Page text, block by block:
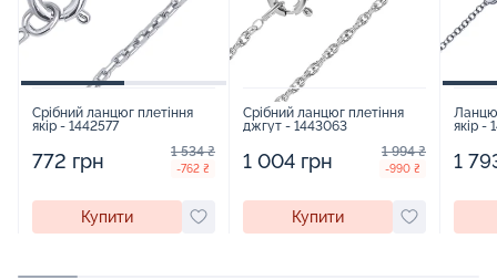
Срібний ланцюг плетіння
якір - 1442577
772 грн 1 534 ₴
-762 ₴
Купити
Срібний ланцюг плетіння
джгут - 1443063
1 004 грн 1 994 ₴
-990 ₴
Купити
якір -
1